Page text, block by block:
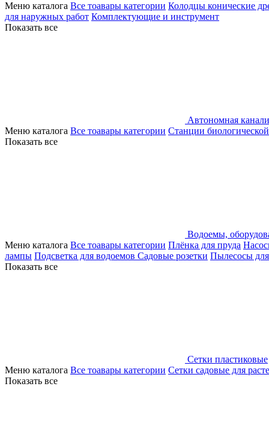
Меню каталога Все тоавары категории Колодцы конические
для наружных работ Комплектующие и инструмент
Показать все
Автономная
Меню каталога Все тоавары категории Станции
Показать все
Водоемы,
Меню каталога Все тоавары категории Плёнка для пруда
лампы Подсветка для водоемов Садовые розетки Пылесосы
Показать все
Сетки пластиковые
Меню каталога Все тоавары категории Сетки садовые для
Показать все